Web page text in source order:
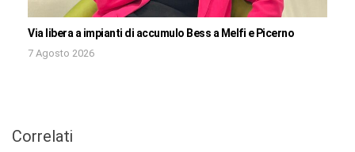
Via libera a impianti di accumulo Bess a Melfi e Picerno
7 Agosto 2026
Correlati